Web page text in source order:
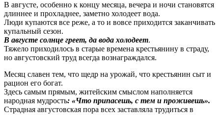
В августе, особенно к концу месяца, вечера и ночи становятся
длиннее и прохладнее, заметно холодеет вода.
Люди купаются все реже, а то и вовсе приходится заканчивать
купальный сезон.
В августе солнце греет, да вода холодеет.
Тяжело приходилось в старые времена крестьянину в страду,
но августовский труд всегда вознаграждался.
Месяц славен тем, что щедр на урожай, что крестьянин сыт и
рацион его богат.
Здесь самым прямым, житейским смыслом наполняется
народная мудрость: «Что припасешь, с тем и проживешь».
Страдная августовская пора всех заставляла трудиться в